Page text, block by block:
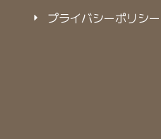
プライバシーポリシー